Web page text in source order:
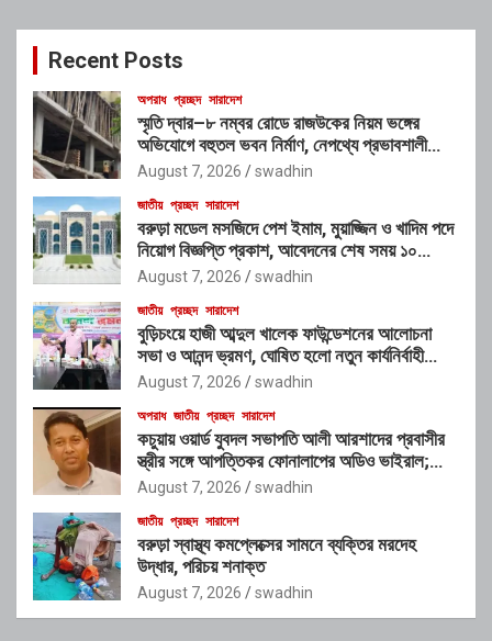
c
Recent Posts
অপরাধ প্রচ্ছদ সারাদেশ
স্মৃতি দ্বার–৮ নম্বর রোডে রাজউকের নিয়ম ভঙ্গের
অভিযোগে বহুতল ভবন নির্মাণ, নেপথ্যে প্রভাবশালী
চক্রের যোগসাজশের প্রশ্ন
August 7, 2026 swadhin
জাতীয় প্রচ্ছদ সারাদেশ
বরুড়া মডেল মসজিদে পেশ ইমাম, মুয়াজ্জিন ও খাদিম পদে
নিয়োগ বিজ্ঞপ্তি প্রকাশ, আবেদনের শেষ সময় ১০
আগস্ট
August 7, 2026 swadhin
জাতীয় প্রচ্ছদ সারাদেশ
বুড়িচংয়ে হাজী আব্দুল খালেক ফাউন্ডেশনের আলোচনা
সভা ও আনন্দ ভ্রমণ, ঘোষিত হলো নতুন কার্যনির্বাহী
কমিটি
August 7, 2026 swadhin
অপরাধ জাতীয় প্রচ্ছদ সারাদেশ
কচুয়ায় ওয়ার্ড যুবদল সভাপতি আলী আরশাদের প্রবাসীর
স্ত্রীর সঙ্গে আপত্তিকর ফোনালাপের অডিও ভাইরাল;
শাস্তির দাবি এলাকাবাসীর
August 7, 2026 swadhin
জাতীয় প্রচ্ছদ সারাদেশ
বরুড়া স্বাস্থ্য কমপ্লেক্সের সামনে ব্যক্তির মরদেহ
উদ্ধার, পরিচয় শনাক্ত
August 7, 2026 swadhin